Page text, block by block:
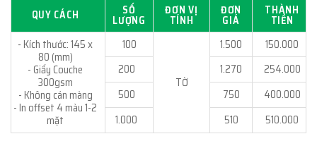
QUY CÁCH SỐ
LƯỢNG
ĐƠN VỊ
TÍNH
ĐƠN
GIÁ
THÀNH
TIỀN
- Kích thước: 145 x
80 (mm)
- Giấy Couche
300gsm
- Không cán màng
- In offset 4 màu 1-2
mặt
100
TỜ
1.500
150.000
200
1.270
254.000
500
750
400.000
1.000
510 510.000